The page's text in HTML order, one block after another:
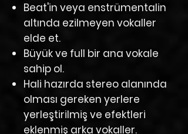
Beat'in veya enstrümentalin
altında ezilmeyen vokaller
elde et.
Büyük ve full bir ana vokale
sahip ol.
Hali hazırda stereo alanında
olması gereken yerlere
yerleştirilmiş ve efektleri
eklenmiş arka vokaller.